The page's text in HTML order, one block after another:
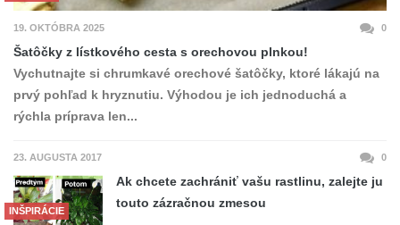
19. OKTÓBRA 2025 0
Šatôčky z lístkového cesta s orechovou plnkou!
Vychutnajte si chrumkavé orechové šatôčky, ktoré lákajú na
prvý pohľad k hryznutiu. Výhodou je ich jednoduchá a
rýchla príprava len...
23. AUGUSTA 2017 0
INŠPIRÁCIE
Ak chcete zachrániť vašu rastlinu, zalejte ju
touto zázračnou zmesou